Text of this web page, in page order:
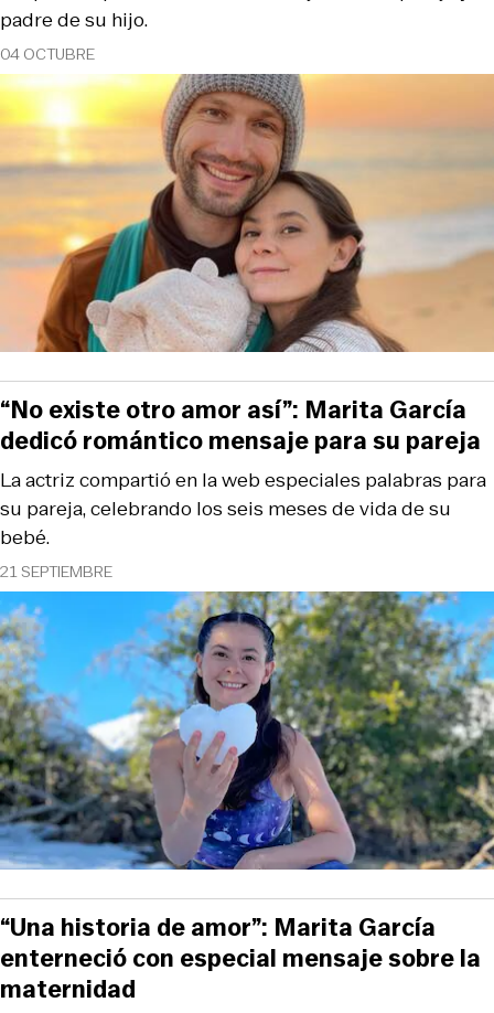
04 OCTUBRE
padre de su hijo.
21 SEPTIEMBRE
La actriz compartió en la web especiales palabras para
su pareja, celebrando los seis meses de vida de su
bebé.
“No existe otro amor así”: Marita García
dedicó romántico mensaje para su pareja
“Una historia de amor”: Marita García
enterneció con especial mensaje sobre la
maternidad